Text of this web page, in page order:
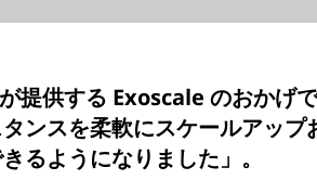
提供する Exoscale のおかげ
ンスを柔軟にスケールアップ
るようになりました」。